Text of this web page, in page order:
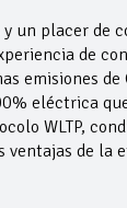
y un placer de
de
emisiones de
eléctrica
WLTP,
ventajas de la